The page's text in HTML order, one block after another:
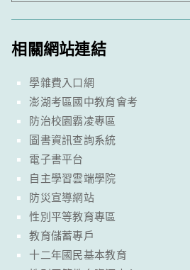
相關網站連結
學雜費入口網
澎湖考區國中教育會考
防治校園霸凌專區
圖書資訊查詢系統
電子書平台
自主學習雲端學院
防災宣導網站
性別平等教育專區
教育儲蓄專戶
十二年國民基本教育